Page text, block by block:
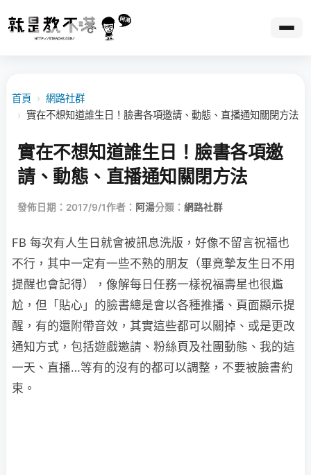
首頁 › 網路社群
› 實在不想知道誰生日！臉書各項邀請、動態、直播通知關閉方法
實在不想知道誰生日！臉書各項邀
請、動態、直播通知關閉方法
發佈日期：2017/9/1作者： 阿湯分類： 網路社群
FB 每次有人生日就會被訊息洗版，好像不留言祝福也
不行，其中一定有一些不熟的朋友（畢竟摯友生日不用
提醒也會記得），像解每日任務一樣祝福壽星也很尷
尬，但「貼心」的臉書總是會以各種推播、頁面顯示提
醒，有的還附帶音效，其實這些都可以關掉、或是更改
通知方式，包括遊戲邀請、粉絲頁及社團動態、我的這
一天、直播…等有的沒有的都可以調整，不要被臉書約
束。